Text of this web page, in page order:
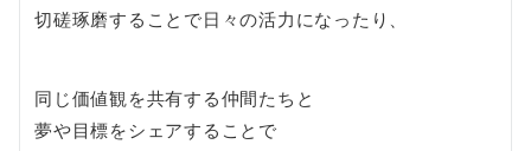
切磋琢磨することで日々の活力になったり、
同じ価値観を共有する仲間たちと
夢や目標をシェアすることで